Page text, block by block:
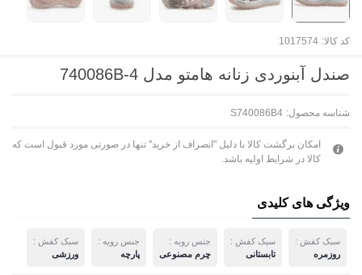
کد کالا: 1017574
صندل آبنوردی زنانه هامتو مدل 740086B-4
شناسه محصول: S740086B4
امکان برگشت کالا با دلیل "انصراف از خرید" تنها در صورتی مورد قبول است که
کالا در شرایط اولیه باشد.
ویژگی های کلیدی
سبک کفش :
روزمره
سبک کفش :
تابستانی
جنس رویه :
چرم مصنوعی
جنس رویه :
پارچه
سبک کفش :
ورزشی